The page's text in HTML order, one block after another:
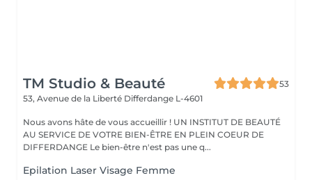
TM Studio & Beauté
53
53, Avenue de la Liberté Differdange L-4601
Nous avons hâte de vous accueillir ! UN INSTITUT DE BEAUTÉ
AU SERVICE DE VOTRE BIEN-ÊTRE EN PLEIN COEUR DE
DIFFERDANGE Le bien-être n'est pas une q...
Epilation Laser Visage Femme